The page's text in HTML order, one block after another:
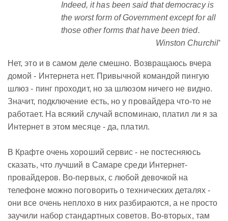
Indeed, it has been said that democracy is
the worst form of Government except for all
those other forms that have been tried.
Winston Churchil*
Нет, это и в самом деле смешно. Возвращаюсь вчера
домой - Интернета нет. Привычной командой пингую
шлюз - пинг проходит, но за шлюзом ничего не видно.
Значит, подключение есть, но у провайдера что-то не
работает. На всякий случай вспоминаю, платил ли я за
Интернет в этом месяце - да, платил.
В Крафте очень хороший сервис - не постесняюсь
сказать, что лучший в Самаре среди Интернет-
провайдеров. Во-первых, с любой девочкой на
телефоне можно поговорить о технических деталях -
они все очень неплохо в них разбираются, а не просто
заучили набор стандартных советов. Во-вторых, там